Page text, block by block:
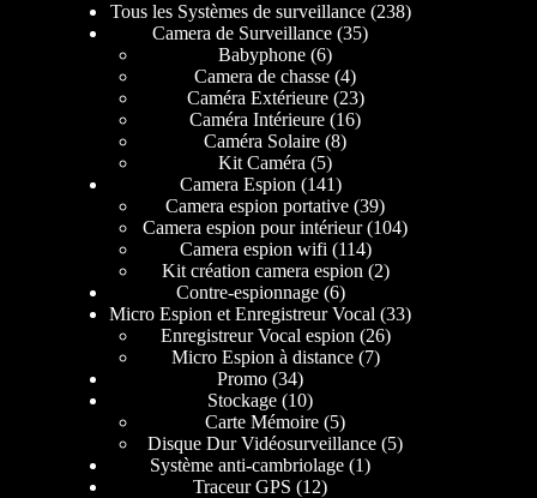
Tous les Systèmes de surveillance 238
Camera de Surveillance 35
Babyphone 6
Camera de chasse 4
Caméra Extérieure 23
Caméra Intérieure 16
Caméra Solaire 8
Kit Caméra
5
Camera Espion 141
Camera espion portative 39
Camera espion pour intérieur 104
Camera espion wifi 114
Kit création camera espion 2
Contre-espionnage 6
Micro Espion et Enregistreur Vocal 33
Enregistreur Vocal espion 26
Micro Espion à distance 7
Promo 34
Stockage 10
Carte Mémoire 5
Disque Dur Vidéosurveillance 5
Système anti-cambriolage 1
Traceur GPS
12